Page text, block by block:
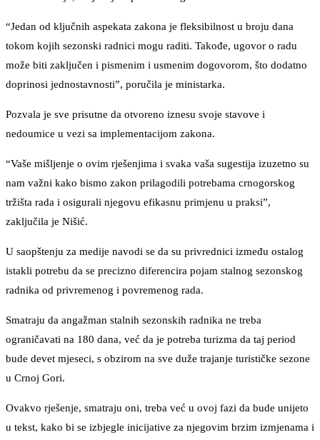
“Jedan od ključnih aspekata zakona je fleksibilnost u broju dana
tokom kojih sezonski radnici mogu raditi. Takođe, ugovor o radu
može biti zaključen i pismenim i usmenim dogovorom, što dodatno
doprinosi jednostavnosti”, poručila je ministarka.
Pozvala je sve prisutne da otvoreno iznesu svoje stavove i
nedoumice u vezi sa implementacijom zakona.
“Vaše mišljenje o ovim rješenjima i svaka vaša sugestija izuzetno su
nam važni kako bismo zakon prilagodili potrebama crnogorskog
tržišta rada i osigurali njegovu efikasnu primjenu u praksi”,
zaključila je Nišić.
U saopštenju za medije navodi se da su privrednici između ostalog
istakli potrebu da se precizno diferencira pojam stalnog sezonskog
radnika od privremenog i povremenog rada.
Smatraju da angažman stalnih sezonskih radnika ne treba
ograničavati na 180 dana, već da je potreba turizma da taj period
bude devet mjeseci, s obzirom na sve duže trajanje turističke sezone
u Crnoj Gori.
Ovakvo rješenje, smatraju oni, treba već u ovoj fazi da bude unijeto
u tekst, kako bi se izbjegle inicijative za njegovim brzim izmjenama i